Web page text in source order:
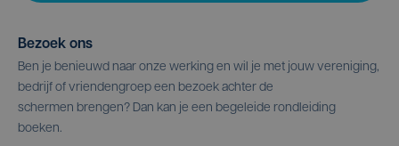
Bezoek ons
Ben je benieuwd naar onze werking en wil je met jouw vereniging,
bedrijf of vriendengroep een bezoek achter de
schermen brengen? Dan kan je een begeleide rondleiding
boeken.